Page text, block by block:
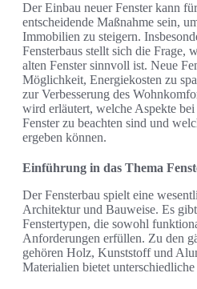
Der Einbau neuer Fenster kann
entscheidende Maßnahme sein,
Immobilien zu steigern.
Fensterbaus stellt sich die Frage,
alten Fenster sinnvoll ist. Neue
Möglichkeit, Energiekosten zu
zur Verbesserung des
wird erläutert, welche Aspekte
Fenster zu beachten sind und
ergeben können.
Einführung in das Thema
Der Fensterbau spielt eine
Architektur und Bauweise. Es
Fenstertypen, die sowohl
Anforderungen erfüllen. Zu den
gehören Holz, Kunststoff und
Materialien bietet